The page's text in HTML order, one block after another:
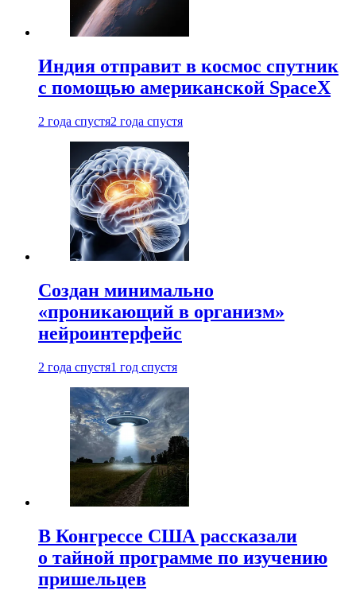
Индия отправит в космос спутник
с помощью американской SpaceX
2 года спустя2 года спустя
Создан минимально
«проникающий в организм»
нейроинтерфейс
2 года спустя1 год спустя
В Конгрессе США рассказали
о тайной программе по изучению
пришельцев